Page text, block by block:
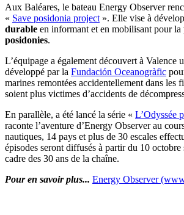
Aux Baléares, le bateau Energy Observer
« Save posidonia project ». Elle vise à
durable en informant et en mobilisant pour la
posidonies.
L’équipage a également découvert à Valence
développé par la Fundación Oceanogràfic
marines remontées accidentellement dans les
soient plus victimes d’accidents de
En parallèle, a été lancé la série « L’Odyssée
raconte l’aventure d’Energy Observer au
nautiques, 14 pays et plus de 30 escales
épisodes seront diffusés à partir du 10 octobre
cadre des 30 ans de la chaîne.
Pour en savoir plus... Energy Observer